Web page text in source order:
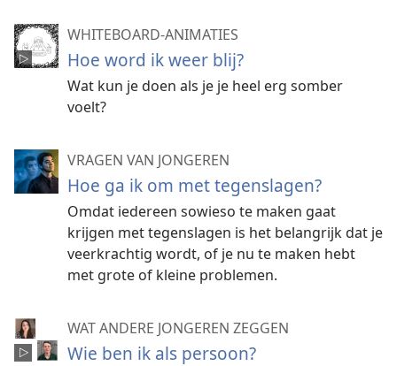
WHITEBOARD-ANIMATIES
Hoe word ik weer blij?
Wat kun je doen als je je heel erg somber
voelt?
VRAGEN VAN JONGEREN
Hoe ga ik om met tegenslagen?
Omdat iedereen sowieso te maken gaat
krijgen met tegenslagen is het belangrijk dat je
veerkrachtig wordt, of je nu te maken hebt
met grote of kleine problemen.
WAT ANDERE JONGEREN ZEGGEN
Wie ben ik als persoon?